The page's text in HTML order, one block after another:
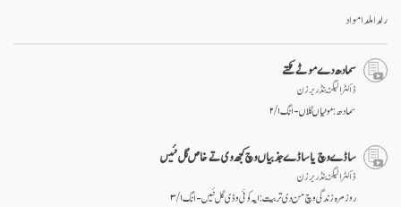
رلدا ملدا مواد
سمادھ دے موٹے نکتے
ڈاکٹر الیگزینڈر برزن
سمادھ: موٹیاں گلاں - انگ ۱ / ۲
ساڈے وچ یا ساڈے جذبیاں وچ کجھ وی تے خاص گل نئیں
ڈاکٹر الیگزینڈر برزن
روز مرہ زندگی وچ من دی تربیت: ایہ کوئی وڈی گل نئیں - انگ ۱ / ۳